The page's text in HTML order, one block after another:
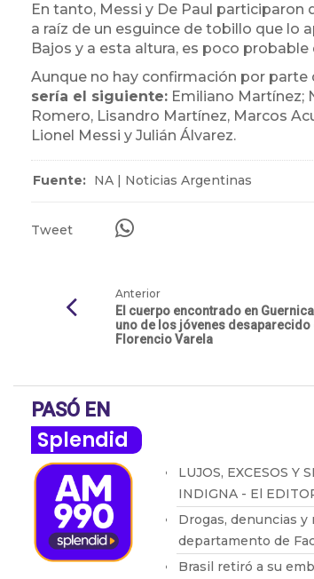
En tanto, Messi y De Paul
a raíz de un esguince de tobillo que lo
Bajos y a esta altura, es poco
Aunque no hay confirmación por parte
sería el siguiente: Emiliano Martínez;
Romero, Lisandro Martínez, Marcos
Lionel Messi y Julián Álvarez.
Fuente: NA | Noticias Argentinas
Tweet
Anterior
El cuerpo encontrado en
uno de los jóvenes desaparecido
Florencio Varela
PASÓ EN
Splendid
LUJOS, EXCESOS Y
INDIGNA - El
Drogas, denuncias y
departamento de
Brasil retiró a su